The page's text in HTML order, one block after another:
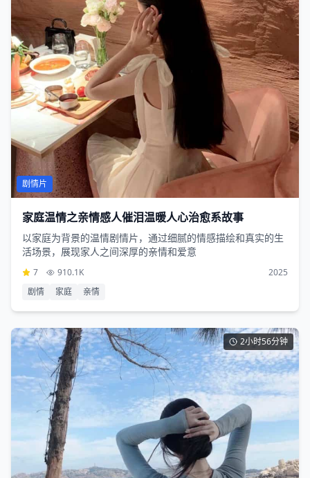
剧情片
家庭温情之亲情感人催泪温暖人心治愈系故事
以家庭为背景的温情剧情片，通过细腻的情感描绘和真实的生
活场景，展现家人之间深厚的亲情和爱意
7 910.1K
2025
剧情
家庭 亲情
2小时56分钟